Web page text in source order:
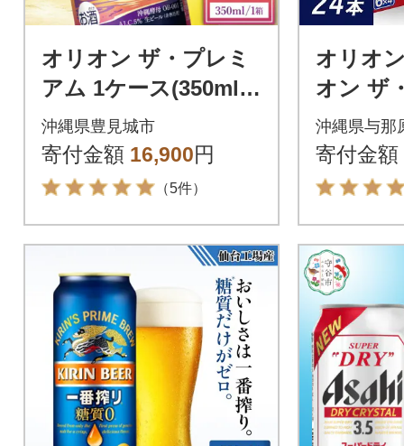
オリオン ザ・プレミ
アム 1ケース(350ml×
24缶)
沖縄県豊見城市
寄付金額 16,900円
（5件）
オリオ
オン ザ
0ml×24
沖縄県与那
寄付金額